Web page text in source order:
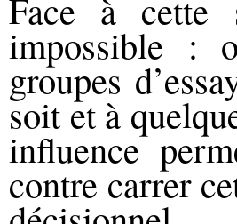
Face à cette
impossible :
groupes
soit et à
influence
contre carrer